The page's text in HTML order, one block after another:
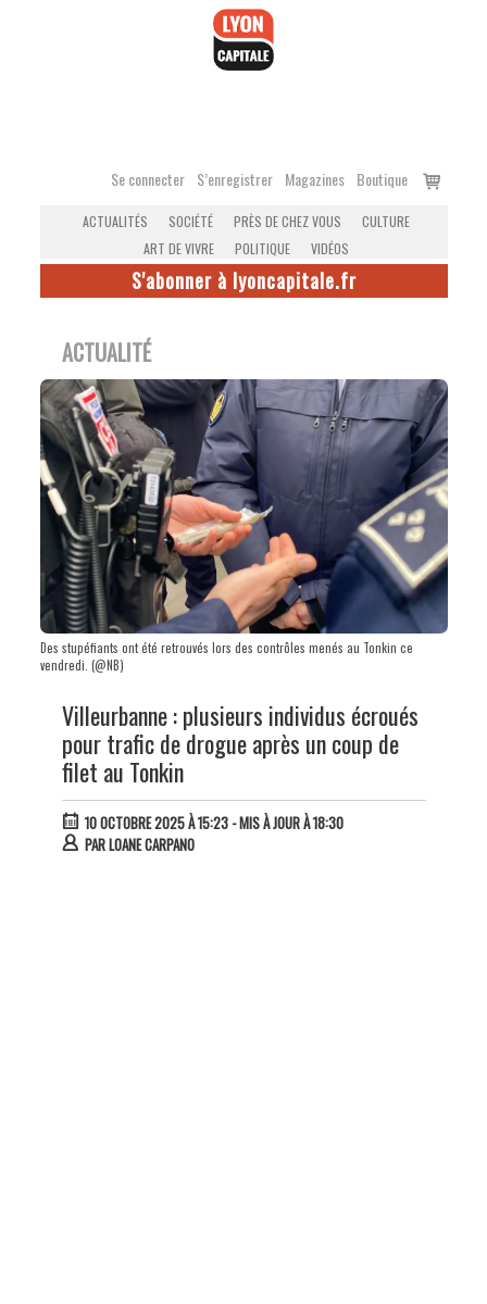
Se connecter S’enregistrer Magazines Boutique
Voir
ACTUALITÉS SOCIÉTÉ PRÈS DE CHEZ VOUS
CULTURE
ART DE VIVRE
POLITIQUE VIDÉOS
S'abonner à lyoncapitale.fr
ACTUALITÉ
Des stupéfiants ont été retrouvés lors des contrôles menés au Tonkin ce
vendredi. (@NB)
Villeurbanne : plusieurs individus écroués
pour trafic de drogue après un coup de
filet au Tonkin
10 OCTOBRE 2025 À 15:23- MIS À JOUR À 18:30
PARLOANE CARPANO